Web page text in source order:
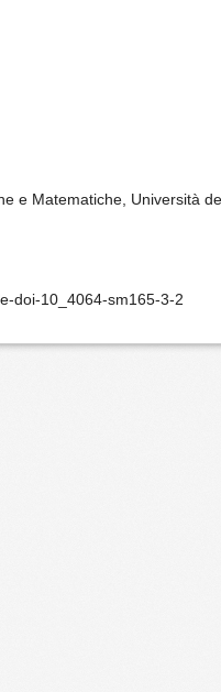
e Matematiche, Università
doi-10_4064-sm165-3-2